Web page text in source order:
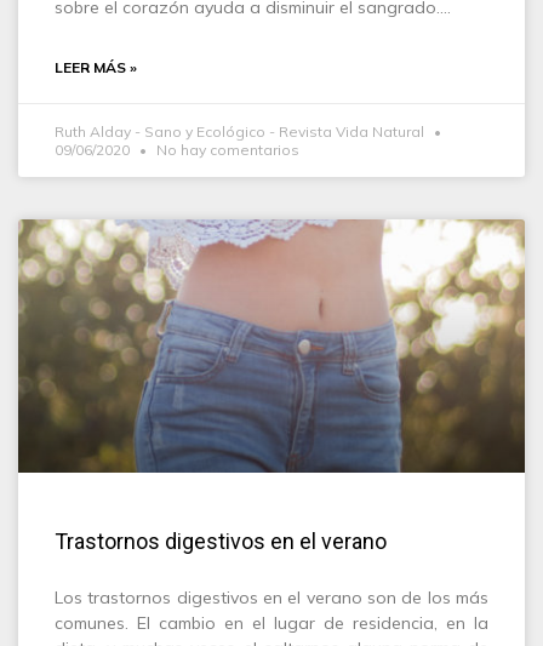
sobre el corazón ayuda a disminuir el sangrado.…
LEER MÁS »
Ruth Alday - Sano y Ecológico - Revista Vida Natural
09/06/2020
No hay comentarios
Trastornos digestivos en el verano
Los trastornos digestivos en el verano son de los más
comunes. El cambio en el lugar de residencia, en la